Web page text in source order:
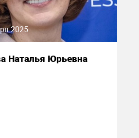
2025
Наталья Юрьевна